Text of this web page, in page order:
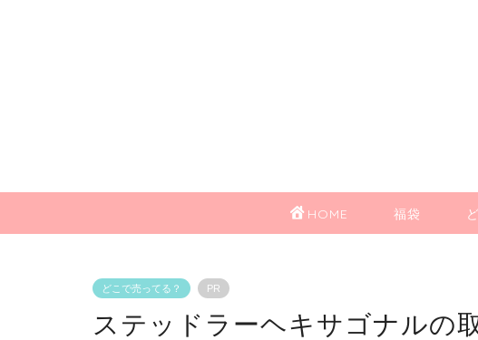
HOME 福袋
どこで売ってる？ PR
ステッドラーヘキサゴナルの